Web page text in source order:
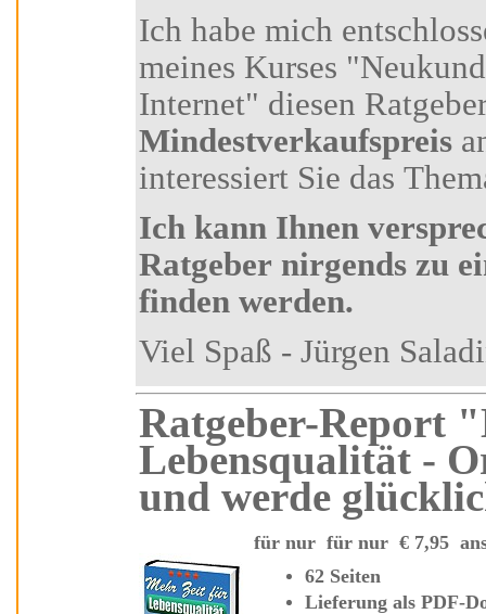
Ich habe mich entschlossen, Ihnen als Teilnehmer
meines Kurses "Neukundengewinnung über das
Internet" diesen
Mindestverkaufspreis
interessiert Sie das
Ich kann Ihnen versprechen, dass Sie diesen
Ratgeber nirgends zu einem
finden werden.
Viel Spaß - Jürgen
Ratgeber-Report "Mehr Zeit für
Lebensqualität -
und werde
für nur für nur €
62 Seiten
Lieferung als